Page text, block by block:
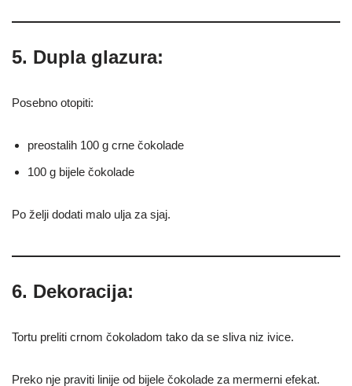
5. Dupla glazura:
Posebno otopiti:
preostalih 100 g crne čokolade
100 g bijele čokolade
Po želji dodati malo ulja za sjaj.
6. Dekoracija:
Tortu preliti crnom čokoladom tako da se sliva niz ivice.
Preko nje praviti linije od bijele čokolade za mermerni efekat.